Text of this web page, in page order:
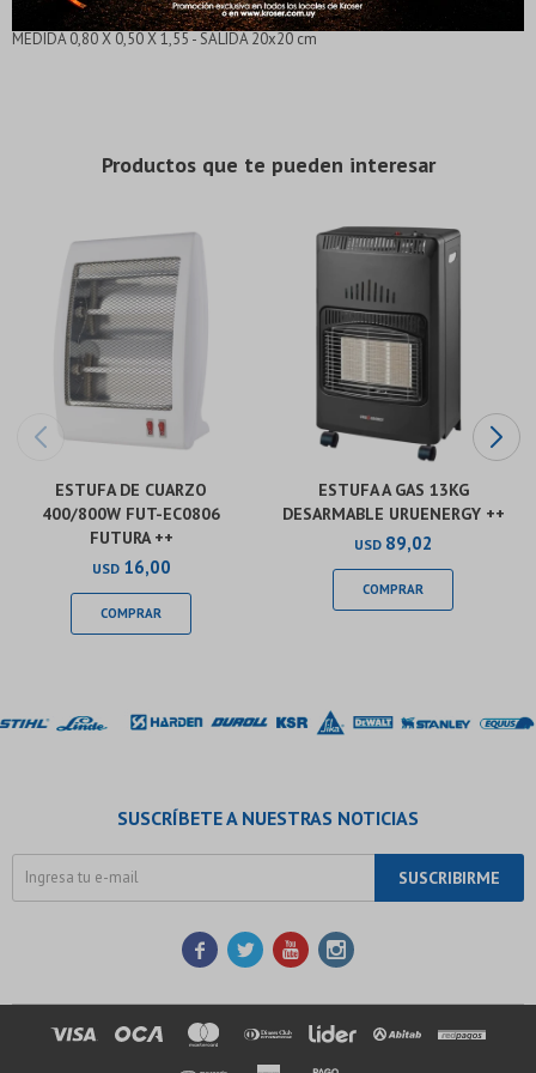
MEDIDA 0,80 X 0,50 X 1,55 - SALIDA 20x20 cm
Productos que te pueden interesar
ESTUFA DE CUARZO
400/800W FUT-EC0806
FUTURA ++
USD 16,00
ESTUFA A GAS 13KG
DESARMABLE URUENERGY ++
USD 89,02
* sujeto a aprobación crediticia. El monto disponible
puede variar por comercio
SUSCRÍBETE A NUESTRAS NOTICIAS
SUSCRIBIRME
   
* sujeto a aprobación crediticia. El monto disponible
puede variar por comercio